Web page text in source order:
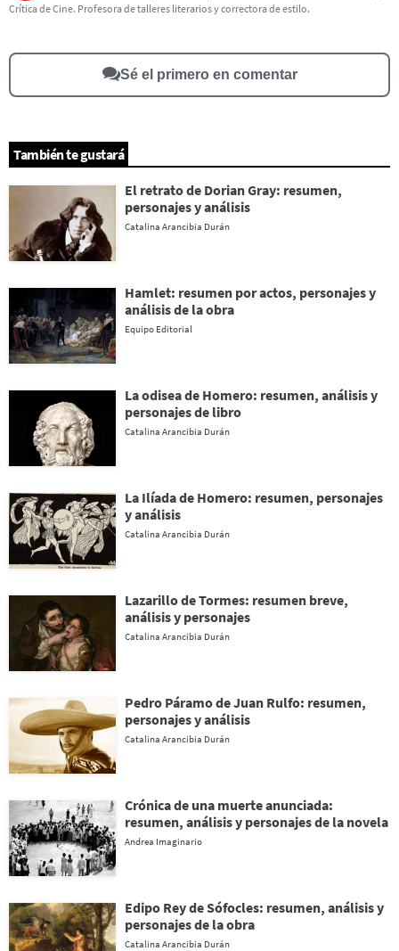
Este contenido no tiene la información que busco
Otro
Crítica de Cine. Profesora de talleres literarios y correctora de estilo.
Sé el primero en comentar
También te gustará
El retrato de Dorian Gray: resumen,
personajes y análisis
Catalina Arancibia Durán
Hamlet: resumen por actos, personajes y
análisis de la obra
Equipo Editorial
La odisea de Homero: resumen, análisis y
personajes de libro
Catalina Arancibia Durán
La Ilíada de Homero: resumen, personajes
y análisis
Catalina Arancibia Durán
Lazarillo de Tormes: resumen breve,
análisis y personajes
Catalina Arancibia Durán
Pedro Páramo de Juan Rulfo: resumen,
personajes y análisis
Catalina Arancibia Durán
Crónica de una muerte anunciada:
resumen, análisis y personajes de la novela
Andrea Imaginario
Edipo Rey de Sófocles: resumen, análisis y
personajes de la obra
Catalina Arancibia Durán